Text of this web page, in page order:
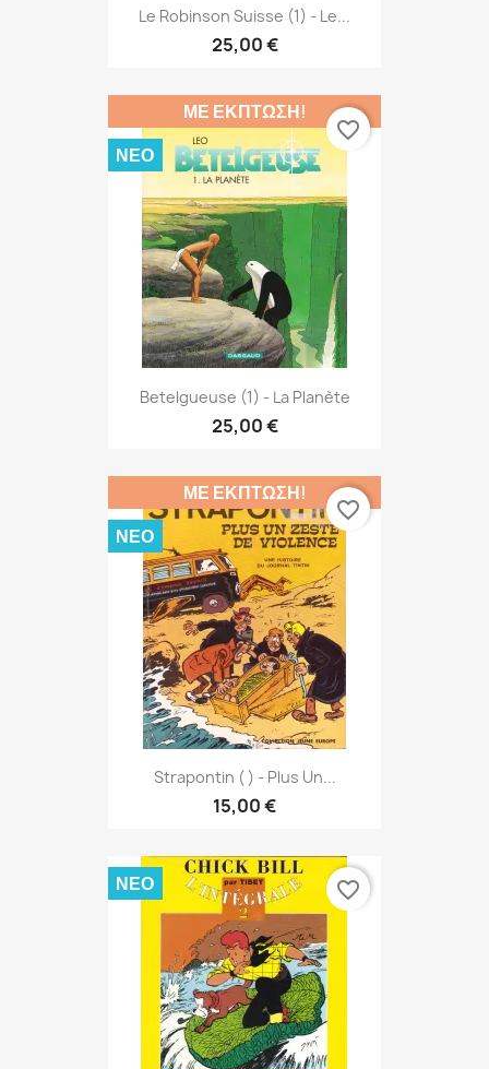
Le Robinson Suisse (1) - Le...
25,00 €
Betelgueuse (1) - La Planète
25,00 €
ΜΕ ΈΚΠΤΩΣΗ!
ΝΈΟ
favorite_border
Strapontin ( ) - Plus Un...
15,00 €
ΜΕ ΈΚΠΤΩΣΗ!
ΝΈΟ
favorite_border
ΝΈΟ favorite_border